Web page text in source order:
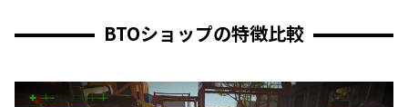
BTOショップの特徴比較